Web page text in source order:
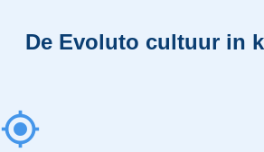
De Evoluto cultuur in
my_location